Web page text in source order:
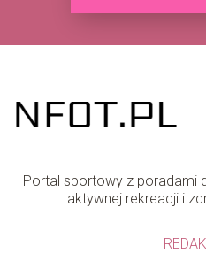
Portal sportowy z poradami
aktywnej rekreacji i